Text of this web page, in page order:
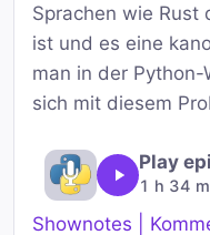
Sprachen wie Rust
ist und es eine
man in der Python-
sich mit diesem
Play
1 h 34
Shownotes |